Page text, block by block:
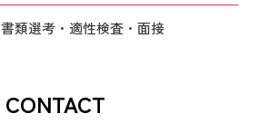
書類選考・適性検査・面接
CONTACT